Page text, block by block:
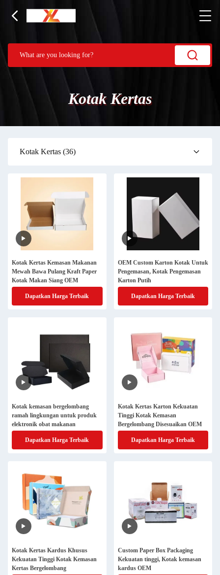
Kotak Kertas
Kotak Kertas (36)
Kotak Kertas Kemasan Makanan
Mewah Bawa Pulang Kraft Paper
Kotak Makan Siang OEM
Dapatkan Harga Terbaik
OEM Custom Karton Kotak Untuk
Pengemasan, Kotak Pengemasan
Karton Putih
Dapatkan Harga Terbaik
Kotak kemasan bergelombang
ramah lingkungan untuk produk
elektronik obat makanan
Dapatkan Harga Terbaik
Kotak Kertas Karton Kekuatan
Tinggi Kotak Kemasan
Bergelombang Disesuaikan OEM
Dapatkan Harga Terbaik
Kotak Kertas Kardus Khusus
Kekuatan Tinggi Kotak Kemasan
Kertas Bergelombang
Custom Paper Box Packaging
Kekuatan tinggi, Kotak kemasan
kardus OEM